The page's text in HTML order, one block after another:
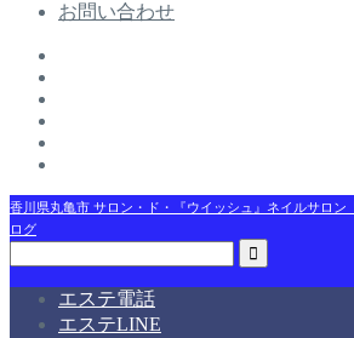
お問い合わせ
香川県丸亀市 サロン・ド・『ウイッシュ』ネイルサロン
ログ
エステ電話
エステLINE